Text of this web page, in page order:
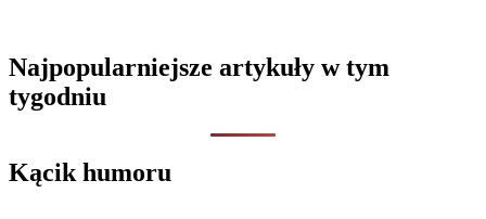
Najpopularniejsze artykuły w tym
tygodniu
Kącik humoru